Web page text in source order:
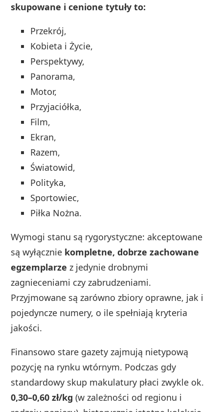
skupowane i cenione tytuły to:
Przekrój,
Kobieta i Życie,
Perspektywy,
Panorama,
Motor,
Przyjaciółka,
Film,
Ekran,
Razem,
Światowid,
Polityka,
Sportowiec,
Piłka Nożna.
Wymogi stanu są rygorystyczne: akceptowane
są wyłącznie kompletne, dobrze zachowane
egzemplarze z jedynie drobnymi
zagnieceniami czy zabrudzeniami.
Przyjmowane są zarówno zbiory oprawne, jak i
pojedyncze numery, o ile spełniają kryteria
jakości.
Finansowo stare gazety zajmują nietypową
pozycję na rynku wtórnym. Podczas gdy
standardowy skup makulatury płaci zwykle ok.
0,30–0,60 zł/kg (w zależności od regionu i